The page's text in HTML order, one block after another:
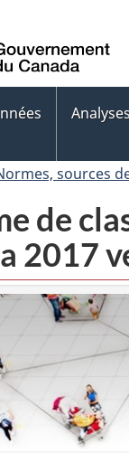
sources
de
2017